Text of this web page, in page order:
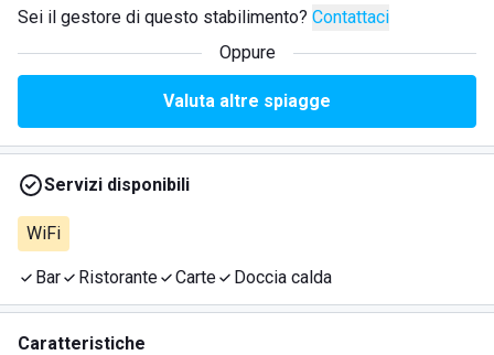
Sei il gestore di questo stabilimento? Contattaci
Oppure
Valuta altre spiagge
Servizi disponibili
WiFi
Bar Ristorante Carte Doccia calda
Caratteristiche